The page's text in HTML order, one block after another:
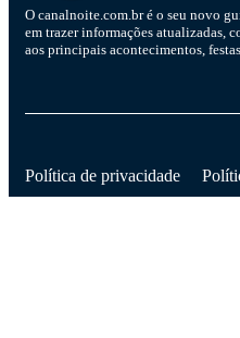
O canalnoite.com.br é o seu novo
em trazer informações atualizadas,
aos principais acontecimentos,
Política de privacidade